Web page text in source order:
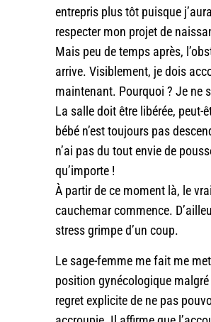
entrepris plus tôt puisque
respecter mon projet de
Mais peu de temps après,
arrive. Visiblement, je dois
maintenant. Pourquoi ? Je ne
La salle doit être libérée, peut-
bébé n’est toujours pas
n’ai pas du tout envie de
qu’importe !
À partir de ce moment là, le vrai
cauchemar commence.
stress grimpe d’un coup.
Le sage-femme me fait me
position gynécologique
regret explicite de ne pas